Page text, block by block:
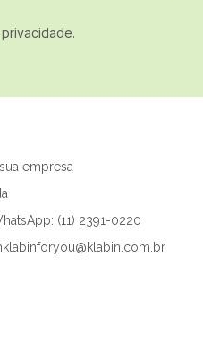
empresa
(11) 2391-0220